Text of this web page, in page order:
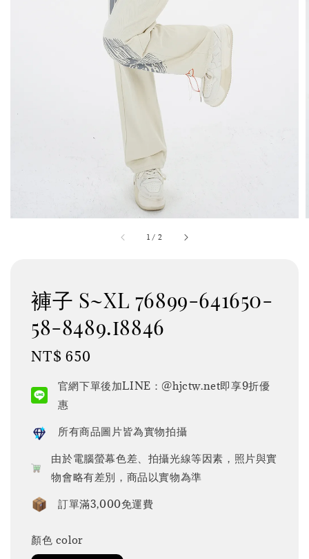
1 / 2
褲子 S~XL 76899-641650-
58-8489.i8846
Regular
NT$ 650
官網下單後加LINE：@hjctw.net即享9折優
惠
所有商品圖片皆為實物拍攝
由於電腦螢幕色差、拍攝光線等因素，照片與實
物會略有差別，商品以實物為準
訂單滿3,000免運費
顏色 color